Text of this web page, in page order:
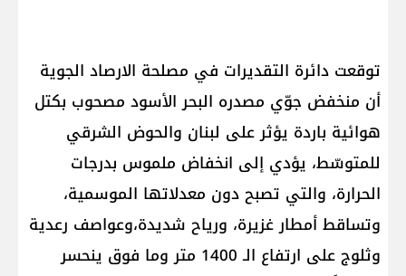
توقعت دائرة التقديرات في مصلحة الارصاد الجوية
أن منخفض جوّي مصدره البحر الأسود مصحوب بكتل
هوائية باردة يؤثر على لبنان والحوض الشرقي
للمتوسّط، يؤدي إلى انخفاض ملموس بدرجات
الحرارة، والتي تصبح دون معدلاتها الموسمية،
وتساقط أمطار غزيرة، ورياح شديدة،وعواصف رعدية
وثلوج على ارتفاع الـ 1400 متر وما فوق ينحسر